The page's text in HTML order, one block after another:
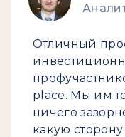
Отличный
place. Мы им
ничего
какую